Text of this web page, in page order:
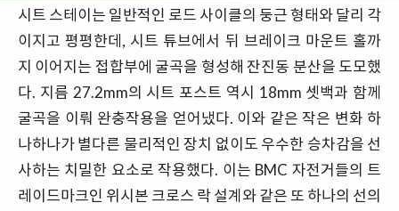
시트 스테이는 일반적인 로드 사이클의 둥근 형태와 달리 각
이지고 평평한데, 시트 튜브에서 뒤 브레이크 마운트 홀까
지 이어지는 접합부에 굴곡을 형성해 잔진동 분산을 도모했
다. 지름 27.2mm의 시트 포스트 역시 18mm 셋백과 함께
굴곡을 이뤄 완충작용을 얻어냈다. 이와 같은 작은 변화 하
나하나가 별다른 물리적인 장치 없이도 우수한 승차감을 선
사하는 치밀한 요소로 작용했다. 이는 BMC 자전거들의 트
레이드마크인 위시본 크로스 락 설계와 같은 또 하나의 선의